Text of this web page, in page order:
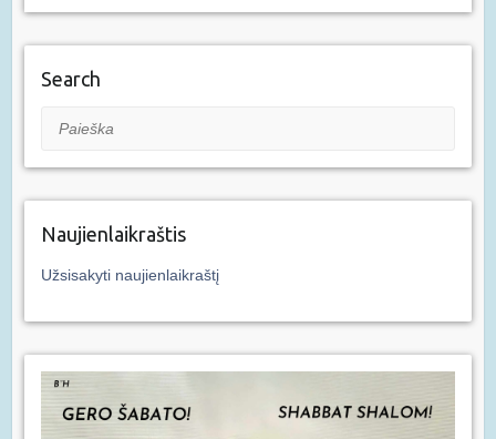
Search
Paieška
Naujienlaikraštis
Užsisakyti naujienlaikraštį